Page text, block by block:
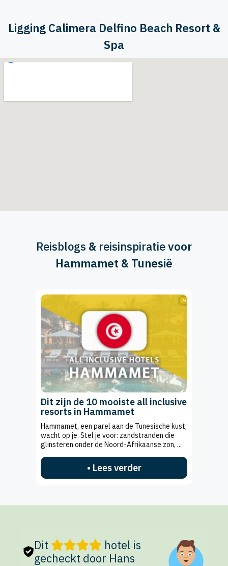
Ligging Calimera Delfino Beach Resort &
Spa
Reisblogs & reisinspiratievoor
Hammamet & Tunesië
Dit zijn de 10 mooiste all inclusive
resorts in Hammamet
Hammamet, een parel aan de Tunesische kust,
wacht op je. Stel je voor: zandstranden die
glinsteren onder de Noord-Afrikaanse zon, ...
• Lees verder
Dit
hotel is
gecheckt door Hans